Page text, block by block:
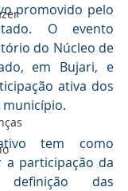
promovido pelo
O evento
do Núcleo de
em Bujari, e
ativa dos
tem como
participação da
das